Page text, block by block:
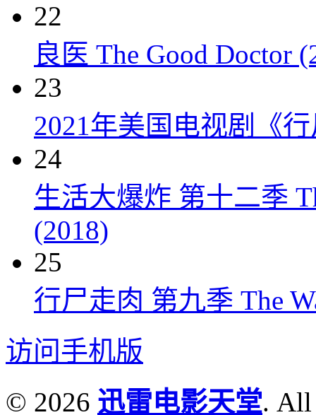
22
良医 The Good Doctor
23
2021年美国电视剧《
24
生活大爆炸 第十二季
(2018)
25
行尸走肉 第九季 The
访问手机版
© 2026 迅雷电影天堂. All